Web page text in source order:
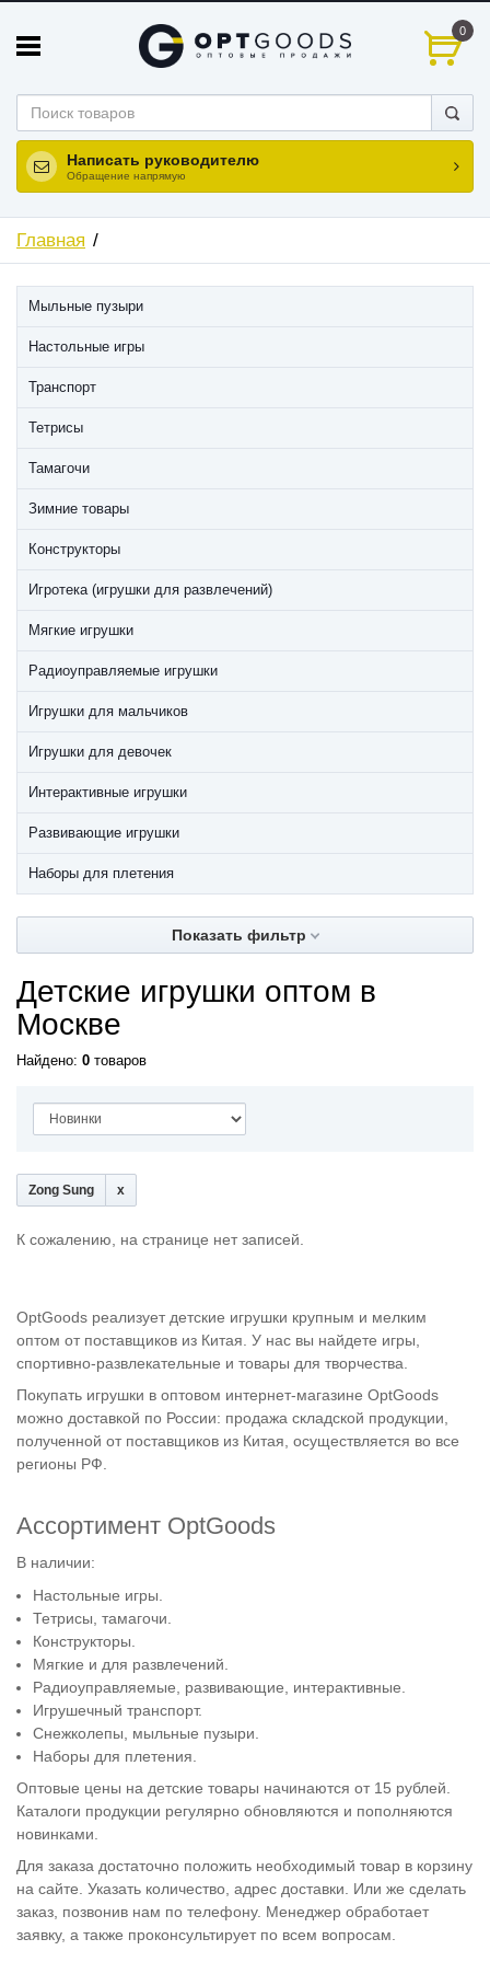
0
Написать руководителю
Обращение напрямую
Главная
Мыльные пузыри
Настольные игры
Транспорт
Тетрисы
Тамагочи
Зимние товары
Конструкторы
Игротека (игрушки для развлечений)
Мягкие игрушки
Радиоуправляемые игрушки
Игрушки для мальчиков
Игрушки для девочек
Интерактивные игрушки
Развивающие игрушки
Наборы для плетения
Показать фильтр
Детские игрушки оптом в
Москве
Найдено: 0 товаров
Zong Sung
К сожалению, на странице нет записей.
OptGoods реализует детские игрушки крупным и мелким
оптом от поставщиков из Китая. У нас вы найдете игры,
спортивно-развлекательные и товары для творчества.
Покупать игрушки в оптовом интернет-магазине OptGoods
можно доставкой по России: продажа складской продукции,
полученной от поставщиков из Китая, осуществляется во все
регионы РФ.
Ассортимент OptGoods
В наличии:
Настольные игры.
Тетрисы, тамагочи.
Конструкторы.
Мягкие и для развлечений.
Радиоуправляемые, развивающие, интерактивные.
Игрушечный транспорт.
Снежколепы, мыльные пузыри.
Наборы для плетения.
Оптовые цены на детские товары начинаются от 15 рублей.
Каталоги продукции регулярно обновляются и пополняются
новинками.
Для заказа достаточно положить необходимый товар в корзину
на сайте. Указать количество, адрес доставки. Или же сделать
заказ, позвонив нам по телефону. Менеджер обработает
заявку, а также проконсультирует по всем вопросам.